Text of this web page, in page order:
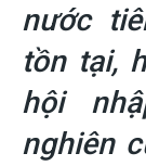
nước
tồn tại,
hội
nghiên